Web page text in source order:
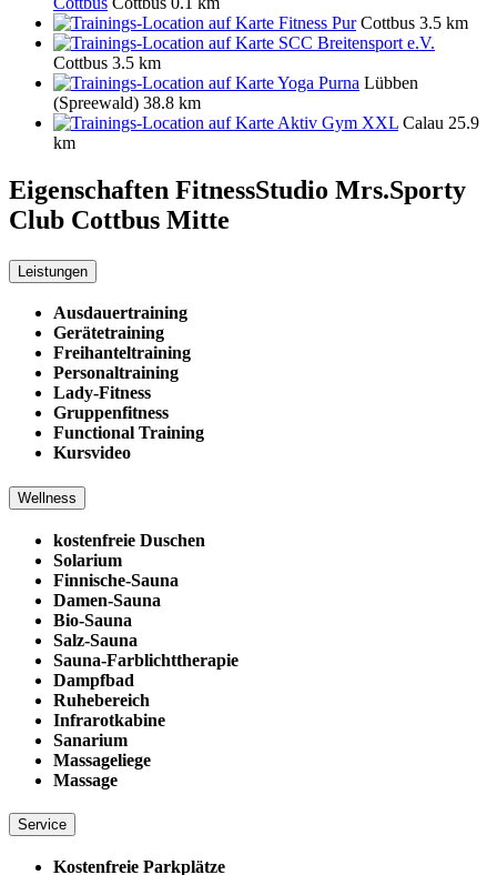
Fitness Pur Cottbus 3.5 km
SCC Breitensport e.V.
Cottbus 3.5 km
Yoga Purna Lübben
(Spreewald) 38.8 km
Aktiv Gym XXL Calau 25.9
km
Eigenschaften FitnessStudio Mrs.Sporty
Club Cottbus Mitte
Leistungen
Ausdauertraining
Gerätetraining
Freihanteltraining
Personaltraining
Lady-Fitness
Gruppenfitness
Functional Training
Kursvideo
Wellness
kostenfreie Duschen
Solarium
Finnische-Sauna
Damen-Sauna
Bio-Sauna
Salz-Sauna
Sauna-Farblichttherapie
Dampfbad
Ruhebereich
Infrarotkabine
Sanarium
Massageliege
Massage
Service
Kostenfreie Parkplätze